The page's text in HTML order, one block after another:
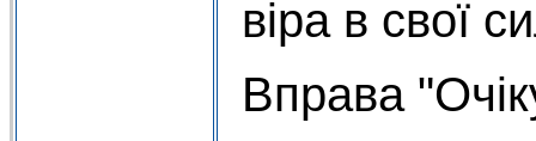
віра в свої
Вправа